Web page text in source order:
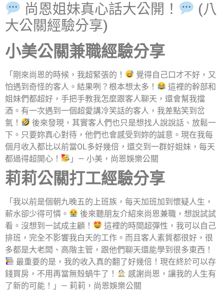
尚恩姐妹真心話大公開！
(八
大公關經驗分享)
小美公關兼職經驗分享
「剛來尚恩的時候，我超緊張的！
覺得自己口才不好，又
怕遇到奇怪的客人。結果咧？根本想太多！
這裡的幹部和
姐妹們都超好，手把手教我怎麼跟客人聊天，還會幫我擋
酒。有一次遇到一個超愛講冷笑話的客人，我差點笑到岔
氣！
後來發現，其實客人們也只是想找人說說話、放鬆一
下。只要妳真心對待，他們也會感受到妳的誠意。現在我每
個月收入都比以前當OL多好幾倍，還交到一群好姐妹，每天
都過得超開心！
」— 小美，尚恩娛樂公關
莉莉公關打工經驗分享
「我以前是個朝九晚五的上班族，每天加班加到懷疑人生，
薪水卻少得可憐。
後來聽朋友介紹來尚恩兼職，想說試試
看。沒想到一試成主顧！
這裡的時間超彈性，我可以自己
排班，完全不影響我白天的工作。而且客人素質都很好，很
多都是大老闆、高階主管，跟他們聊天還能學到很多東西！
最重要的是，我的收入真的翻了好幾倍！現在終於可以存
錢買房，不用再當無殼蝸牛了！
感謝尚恩，讓我的人生有
了新的可能！」— 莉莉，尚恩娛樂公關